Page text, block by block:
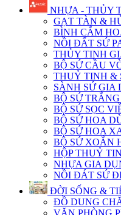
NHỰA - THỦY
GẠT TÀN &
BÌNH CẮM
NỒI ĐẤT SỨ
THỦY TINH
BỘ SỨ CẦU
THUỶ TINH &
SÀNH SỨ GIA
BỘ SỨ
BỘ SỨ SỌC
BỘ SỨ HOA
BỘ SỨ HOA
BỘ SỨ XOẮN
HỘP THUỶ
NHỰA GIA
NỒI ĐÁT SỨ
ĐỜI SỐNG &
ĐỒ DUNG
VĂN PHÒNG